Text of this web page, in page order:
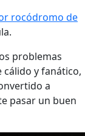
rocódromo de
problemas
y fanático,
a
pasar un buen